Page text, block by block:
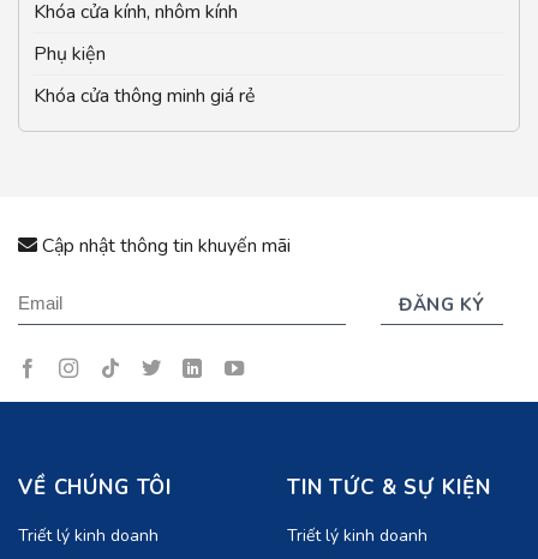
Khóa cửa kính, nhôm kính
Phụ kiện
Khóa cửa thông minh giá rẻ
Cập nhật thông tin khuyến mãi
VỀ CHÚNG TÔI
Triết lý kinh doanh
TIN TỨC & SỰ KIỆN
Triết lý kinh doanh